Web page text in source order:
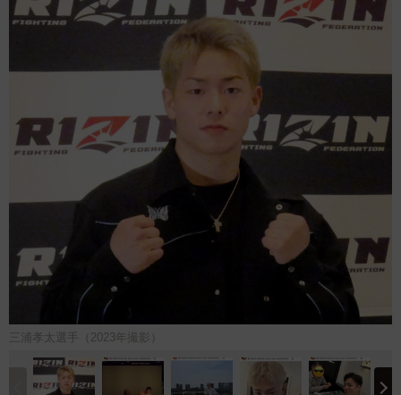
三浦孝太選手（2023年撮影）